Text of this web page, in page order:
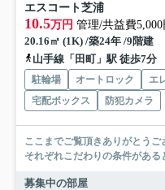
エスコート芝浦
10.5万円 管理/共益費5,000
20.16㎡ (1K) /築24年 /9階建
山手線「田町」駅 徒歩7分
駐輪場 オートロック エ
宅配ボックス
防犯カメラ
ここまでご覧頂きありがとうございます。 お部屋探し
それぞれこだわりの条件があ
募集中の部屋